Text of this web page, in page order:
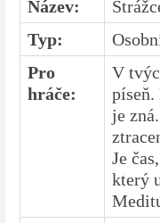
Název:
Typ:
Pro
hráče:
V
píseň.
je
Je
který